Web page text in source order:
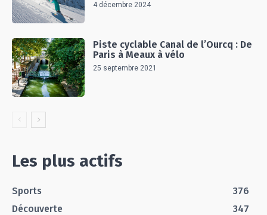
4 décembre 2024
Piste cyclable Canal de l’Ourcq : De
Paris à Meaux à vélo
25 septembre 2021
Les plus actifs
Sports
376
Découverte
347